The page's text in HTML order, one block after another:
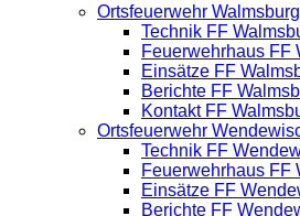
Ortsfeuerwehr Walmsburg
Technik FF
Feuerwehrhaus FF
Einsätze FF
Berichte FF
Kontakt FF
Ortsfeuerwehr
Technik FF
Feuerwehrhaus FF
Einsätze FF
Berichte FF